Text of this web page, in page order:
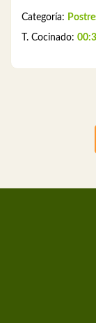
Categoría:
T. Cocinado: